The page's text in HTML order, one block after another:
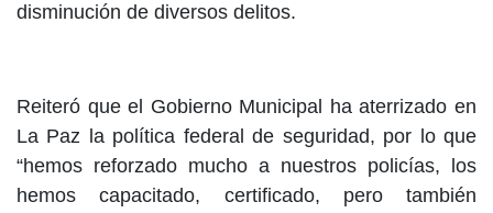
disminución de diversos delitos.
Reiteró que el Gobierno Municipal ha aterrizado en
La Paz la política federal de seguridad, por lo que
“hemos reforzado mucho a nuestros policías, los
hemos capacitado, certificado, pero también